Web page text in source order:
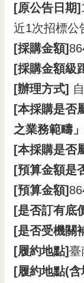
料
開
放
宣
告
市
交
通
置
[原公告日期]
近1次招標公
[採購金額]
[採購金額級
[辦理方式]
[本採購是否
之業務範疇
[本採購是否
[預算金額是
[預算金額]
[是否訂有底
[是否受機關
[履約地點]臺
[履約地點(含